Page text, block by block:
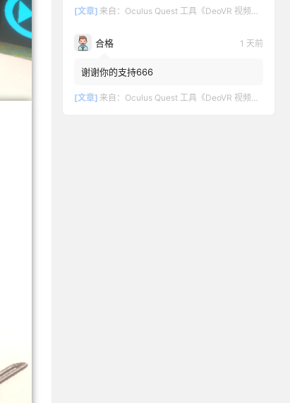
[文章] 来自： Oculus Quest 工具《DeoVR 视频播放器汉化中文版》DeoVR Quest
合格 1 天前
谢谢你的支持666
[文章] 来自： Oculus Quest 工具《DeoVR 视频播放器汉化中文版》DeoVR Quest